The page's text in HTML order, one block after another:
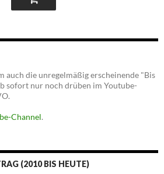
auch die unregelmäßig erscheinende "Bis
sofort nur noch drüben im Youtube-
Channel.
(2010 BIS HEUTE)